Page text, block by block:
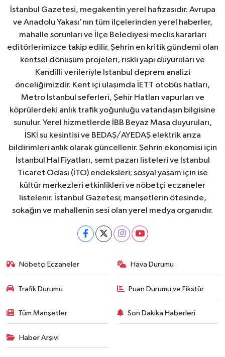
İstanbul Gazetesi, megakentin yerel hafızasıdır. Avrupa
ve Anadolu Yakası'nın tüm ilçelerinden yerel haberler,
mahalle sorunları ve İlçe Belediyesi meclis kararları
editörlerimizce takip edilir. Şehrin en kritik gündemi olan
kentsel dönüşüm projeleri, riskli yapı duyuruları ve
Kandilli verileriyle İstanbul deprem analizi
önceliğimizdir. Kent içi ulaşımda İETT otobüs hatları,
Metro İstanbul seferleri, Şehir Hatları vapurları ve
köprülerdeki anlık trafik yoğunluğu vatandaşın bilgisine
sunulur. Yerel hizmetlerde İBB Beyaz Masa duyuruları,
İSKİ su kesintisi ve BEDAŞ/AYEDAŞ elektrik arıza
bildirimleri anlık olarak güncellenir. Şehrin ekonomisi için
İstanbul Hal Fiyatları, semt pazarı listeleri ve İstanbul
Ticaret Odası (İTO) endeksleri; sosyal yaşam için ise
kültür merkezleri etkinlikleri ve nöbetçi eczaneler
listelenir. İstanbul Gazetesi; manşetlerin ötesinde,
sokağın ve mahallenin sesi olan yerel medya organıdır.
Nöbetçi Eczaneler Hava Durumu
Trafik Durumu Puan Durumu ve Fikstür
Tüm Manşetler Son Dakika Haberleri
Haber Arşivi